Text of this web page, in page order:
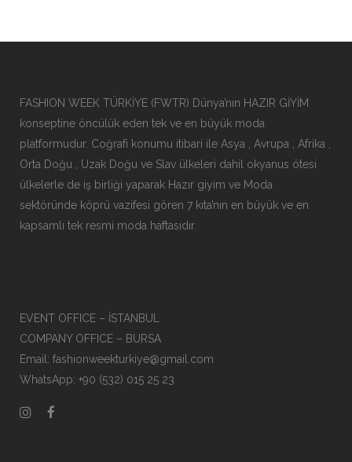
FASHION WEEK TÜRKİYE (FWTR) Dünya’nın HAZIR GİYİM
konseptine öncülük eden tek ve en büyük moda
platformudur. Coğrafi konumu itibari ile Asya , Avrupa , Afrika ,
Orta Doğu , Uzak Doğu ve Slav ülkeleri dahil okyanus ötesi
ülkelerle de iş birliği yaparak Hazır giyim ve Moda
sektöründe köprü vazifesi gören 7 kıta’nın en büyük ve en
kapsamlı tek resmi moda haftasıdır.
EVENT OFFICE – İSTANBUL
COMPANY OFFICE – BURSA
Email: fashionweekturkiye@gmail.com
WhatsApp: +90 (532) 015 25 23